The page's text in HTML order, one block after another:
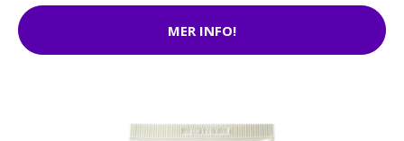
MER INFO!